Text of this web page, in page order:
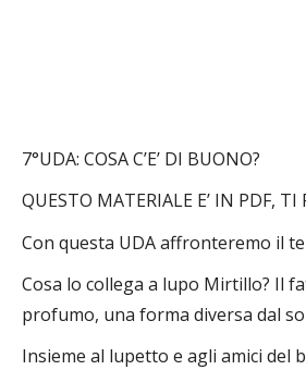
7°UDA: COSA C’E’ DI BUONO?
QUESTO MATERIALE E’ IN PDF, TI
Con questa UDA affronteremo il
Cosa lo collega a lupo Mirtillo? Il
profumo, una forma diversa dal
Insieme al lupetto e agli amici del